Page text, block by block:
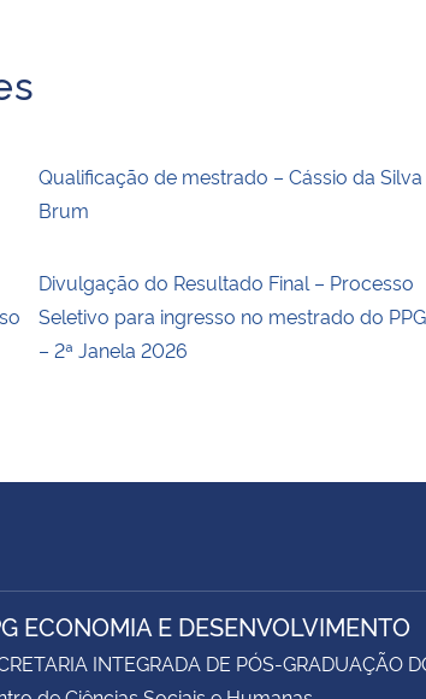
Qualificação de mestrado – Cássio da Silva
Brum
Divulgação do Resultado Final – Processo
Seletivo para ingresso no mestrado do
– 2ª Janela 2026
ECONOMIA E DESENVOLVIMENTO
INTEGRADA DE PÓS-GRADUAÇÃO